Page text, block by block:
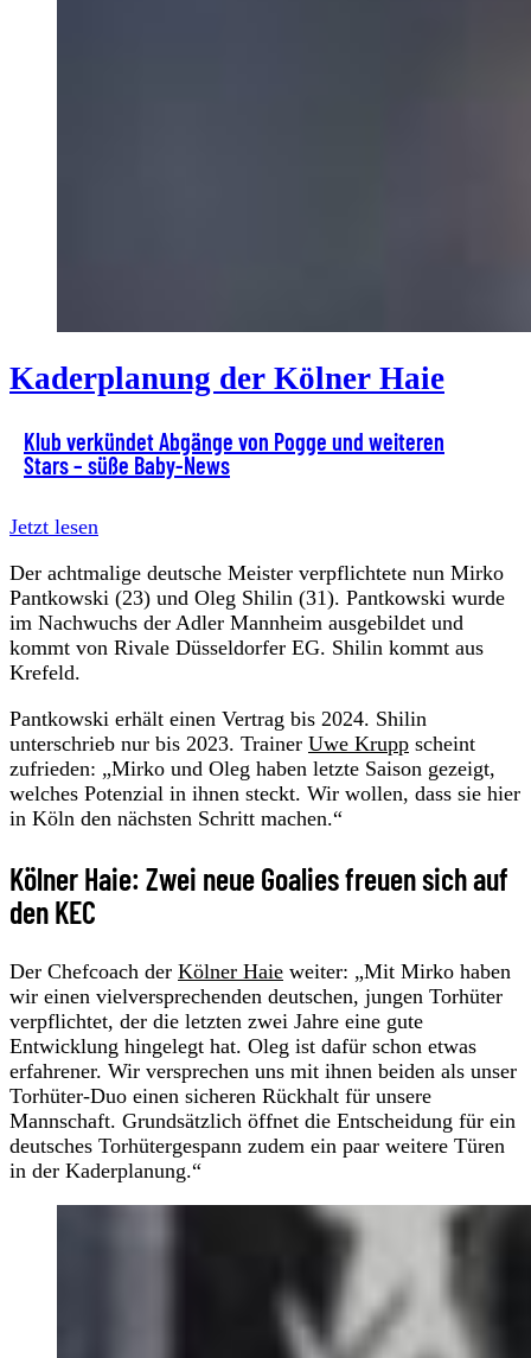
Kaderplanung der Kölner Haie
Klub verkündet Abgänge von Pogge und weiteren
Stars – süße Baby-News
Jetzt lesen
Der achtmalige deutsche Meister verpflichtete nun Mirko
Pantkowski (23) und Oleg Shilin (31). Pantkowski wurde
im Nachwuchs der Adler Mannheim ausgebildet und
kommt von Rivale Düsseldorfer EG. Shilin kommt aus
Krefeld.
Pantkowski erhält einen Vertrag bis 2024. Shilin
unterschrieb nur bis 2023. Trainer Uwe Krupp scheint
zufrieden: „Mirko und Oleg haben letzte Saison gezeigt,
welches Potenzial in ihnen steckt. Wir wollen, dass sie hier
in Köln den nächsten Schritt machen.“
Kölner Haie: Zwei neue Goalies freuen sich auf
den KEC
Der Chefcoach der Kölner Haie weiter: „Mit Mirko haben
wir einen vielversprechenden deutschen, jungen Torhüter
verpflichtet, der die letzten zwei Jahre eine gute
Entwicklung hingelegt hat. Oleg ist dafür schon etwas
erfahrener. Wir versprechen uns mit ihnen beiden als unser
Torhüter-Duo einen sicheren Rückhalt für unsere
Mannschaft. Grundsätzlich öffnet die Entscheidung für ein
deutsches Torhütergespann zudem ein paar weitere Türen
in der Kaderplanung.“